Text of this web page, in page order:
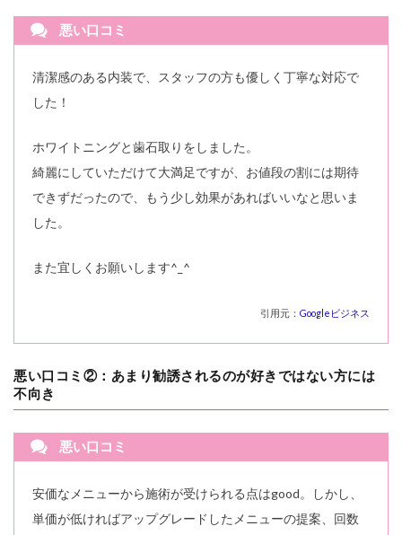
悪い口コミ
清潔感のある内装で、スタッフの方も優しく丁寧な対応で
した！
ホワイトニングと歯石取りをしました。
綺麗にしていただけて大満足ですが、お値段の割には期待
できずだったので、もう少し効果があればいいなと思いま
した。
また宜しくお願いします^_^
引用元： Googleビジネス
悪い口コミ②：あまり勧誘されるのが好きではない方には
不向き
悪い口コミ
安価なメニューから施術が受けられる点はgood。しかし、
単価が低ければアップグレードしたメニューの提案、回数